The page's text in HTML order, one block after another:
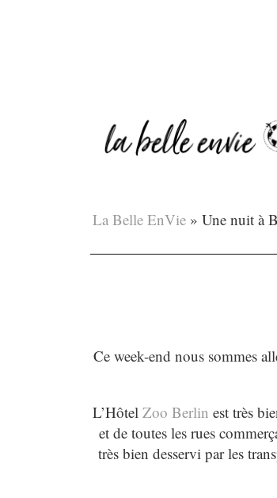
La Belle EnVie » Une nuit à
Ce week-end nous sommes
L’Hôtel Zoo Berlin est très
et de toutes les rues
très bien desservi par les